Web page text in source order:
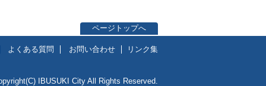
ページトップへ
よくある質問 お問い合わせ リンク集
IBUSUKI City All Rights Reserved.